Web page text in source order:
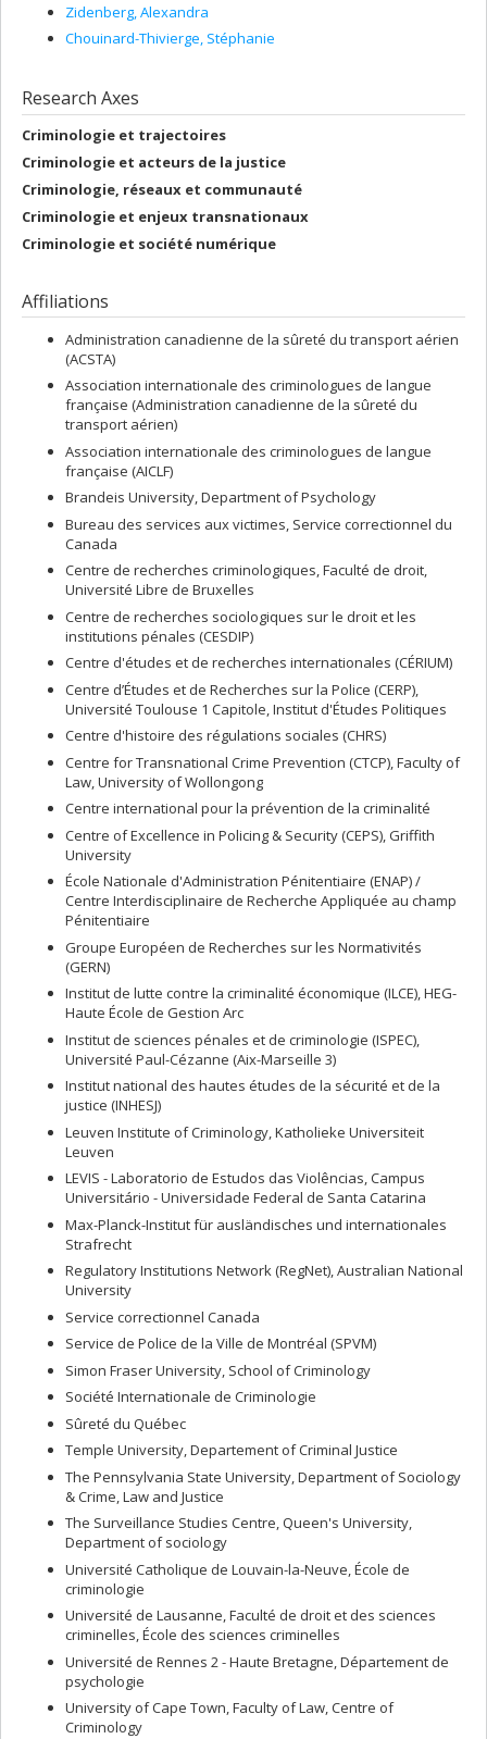
Zidenberg, Alexandra
Chouinard-Thivierge, Stéphanie
Research Axes
Criminologie et trajectoires
Criminologie et acteurs de la justice
Criminologie, réseaux et communauté
Criminologie et enjeux transnationaux
Criminologie et société numérique
Affiliations
Administration canadienne de la sûreté du transport aérien
(ACSTA)
Association internationale des criminologues de langue
française (Administration canadienne de la sûreté du
transport aérien)
Association internationale des criminologues de langue
française (AICLF)
Brandeis University, Department of Psychology
Bureau des services aux victimes, Service correctionnel du
Canada
Centre de recherches criminologiques, Faculté de droit,
Université Libre de Bruxelles
Centre de recherches sociologiques sur le droit et les
institutions pénales (CESDIP)
Centre d'études et de recherches internationales (CÉRIUM)
Centre d’Études et de Recherches sur la Police (CERP),
Université Toulouse 1 Capitole, Institut d'Études Politiques
Centre d'histoire des régulations sociales (CHRS)
Centre for Transnational Crime Prevention (CTCP), Faculty of
Law, University of Wollongong
Centre international pour la prévention de la criminalité
Centre of Excellence in Policing & Security (CEPS), Griffith
University
École Nationale d'Administration Pénitentiaire (ENAP) /
Centre Interdisciplinaire de Recherche Appliquée au champ
Pénitentiaire
Groupe Européen de Recherches sur les Normativités
(GERN)
Institut de lutte contre la criminalité économique (ILCE), HEG-
Haute École de Gestion Arc
Institut de sciences pénales et de criminologie (ISPEC),
Université Paul-Cézanne (Aix-Marseille 3)
Institut national des hautes études de la sécurité et de la
justice (INHESJ)
Leuven Institute of Criminology, Katholieke Universiteit
Leuven
LEVIS - Laboratorio de Estudos das Violências, Campus
Universitário - Universidade Federal de Santa Catarina
Max-Planck-Institut für ausländisches und internationales
Strafrecht
Regulatory Institutions Network (RegNet), Australian National
University
Service correctionnel Canada
Service de Police de la Ville de Montréal (SPVM)
Simon Fraser University, School of Criminology
Société Internationale de Criminologie
Sûreté du Québec
Temple University, Departement of Criminal Justice
The Pennsylvania State University, Department of Sociology
& Crime, Law and Justice
The Surveillance Studies Centre, Queen's University,
Department of sociology
Université Catholique de Louvain-la-Neuve, École de
criminologie
Université de Lausanne, Faculté de droit et des sciences
criminelles, École des sciences criminelles
Université de Rennes 2 - Haute Bretagne, Département de
psychologie
University of Cape Town, Faculty of Law, Centre of
Criminology